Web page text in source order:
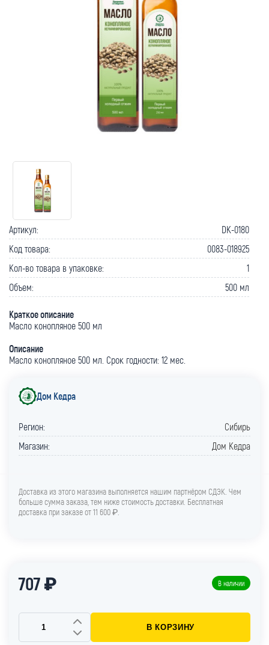
Артикул:
DK-0180
Код товара:
0083-018925
Кол-во товара в упаковке:
1
Объем:
500 мл
Краткое описание
Масло конопляное 500 мл
Описание
Масло конопляное 500 мл. Срок годности: 12 мес.
Дом Кедра
Регион:
Сибирь
Магазин:
Дом Кедра
Доставка из этого магазина выполняется нашим партнёром СДЭК. Чем
больше сумма заказа, тем ниже стоимость доставки. Бесплатная
доставка при заказе от 11 600 ₽.
707 ₽ В наличии
В КОРЗИНУ